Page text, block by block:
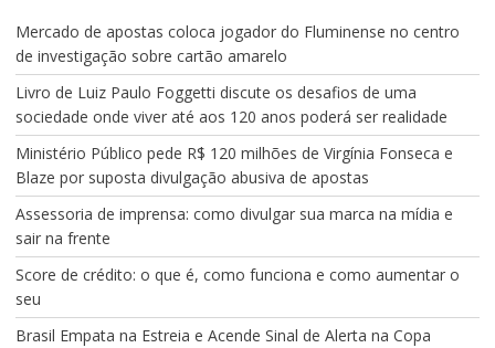
Mercado de apostas coloca jogador do Fluminense no centro
de investigação sobre cartão amarelo
Livro de Luiz Paulo Foggetti discute os desafios de uma
sociedade onde viver até aos 120 anos poderá ser realidade
Ministério Público pede R$ 120 milhões de Virgínia Fonseca e
Blaze por suposta divulgação abusiva de apostas
Assessoria de imprensa: como divulgar sua marca na mídia e
sair na frente
Score de crédito: o que é, como funciona e como aumentar o
seu
Brasil Empata na Estreia e Acende Sinal de Alerta na Copa